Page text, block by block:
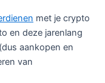
met je crypto
en deze jarenlang
aankopen en
van